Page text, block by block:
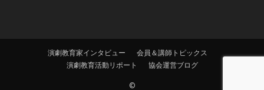
演劇教育家インタビュー
会員＆講師トピックス
演劇教育活動リポート
協会運営ブログ
©